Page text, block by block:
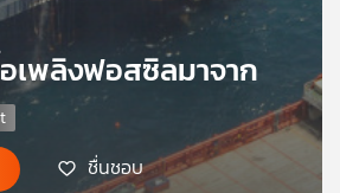
อเพลิงฟอสซิลมาจาก
ชื่นชอบ